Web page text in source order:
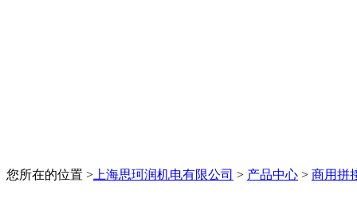
您所在的位置 > 上海思珂润机电有限公司 > 产品中心 > 商用拼